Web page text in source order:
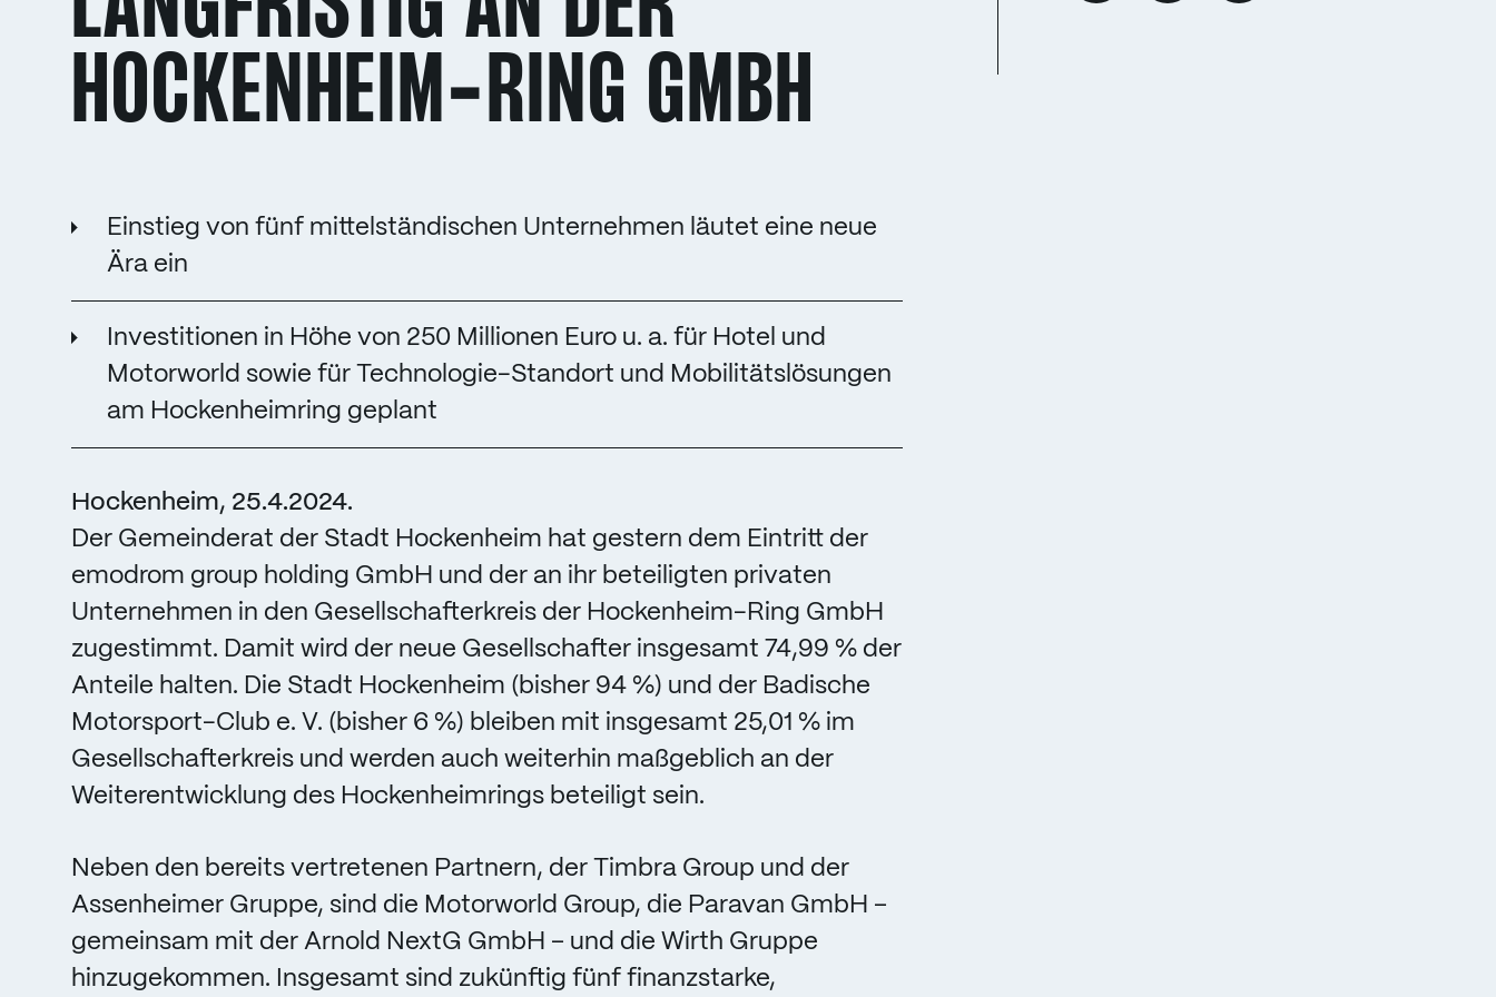
HOCKENHEIM-RING GMBH
Einstieg von fünf mittelständischen Unternehmen läutet eine neue
Ära ein
Investitionen in Höhe von 250 Millionen Euro u. a. für Hotel und
Motorworld sowie für Technologie-Standort und Mobilitätslösungen
am Hockenheimring geplant
Hockenheim, 25.4.2024.
Der Gemeinderat der Stadt Hockenheim hat gestern dem Eintritt der
emodrom group holding GmbH und der an ihr beteiligten privaten
Unternehmen in den Gesellschafterkreis der Hockenheim-Ring GmbH
zugestimmt. Damit wird der neue Gesellschafter insgesamt 74,99 % der
Anteile halten. Die Stadt Hockenheim (bisher 94 %) und der Badische
Motorsport-Club e. V. (bisher 6 %) bleiben mit insgesamt 25,01 % im
Gesellschafterkreis und werden auch weiterhin maßgeblich an der
Weiterentwicklung des Hockenheimrings beteiligt sein.
Neben den bereits vertretenen Partnern, der Timbra Group und der
Assenheimer Gruppe, sind die Motorworld Group, die Paravan GmbH –
gemeinsam mit der Arnold NextG GmbH – und die Wirth Gruppe
hinzugekommen. Insgesamt sind zukünftig fünf finanzstarke,